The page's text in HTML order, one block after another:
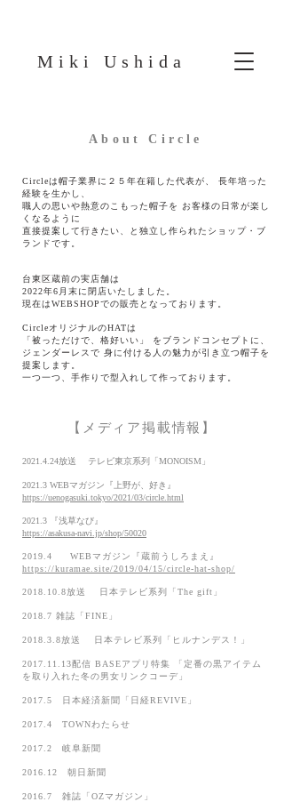
Miki Ushida
About Circle
Circleは帽子業界に２５年在籍した代表が、 長年培った
経験を生かし、
職人の思いや熱意のこもった帽子を お客様の日常が楽し
くなるように
直接提案して行きたい、と独立し作られたショップ・ブ
ランドです。
台東区蔵前の実店舗は
2022年6月末に閉店いたしました。
現在はWEBSHOPでの販売となっております。
CircleオリジナルのHATは
「被っただけで、格好いい」 をブランドコンセプトに、
ジェンダーレスで 身に付ける人の魅力が引き立つ帽子を
提案します。
一つ一つ、手作りで型入れして作っております。
【メディア掲載情報】
2021.4.24放送 テレビ東京系列「MONOISM」
2021.3 WEBマガジン『上野が、好き』
https://uenogasuki.tokyo/2021/03/circle.html
2021.3 『浅草なび』
https://asakusa-navi.jp/shop/50020
2019.4 WEBマガジン『蔵前うしろまえ』
https://kuramae.site/2019/04/15/circle-hat-shop/
2018.10.8放送 日本テレビ系列「The gift」
2018.7 雑誌「FINE」
2018.3.8放送 日本テレビ系列「ヒルナンデス！」
2017.11.13配信 BASEアプリ特集 「定番の黒アイテム
を取り入れた冬の男女リンクコーデ」
2017.5 日本経済新聞「日経REVIVE」
2017.4 TOWNわたらせ
2017.2 岐阜新聞
2016.12 朝日新聞
2016.7 雑誌「OZマガジン」